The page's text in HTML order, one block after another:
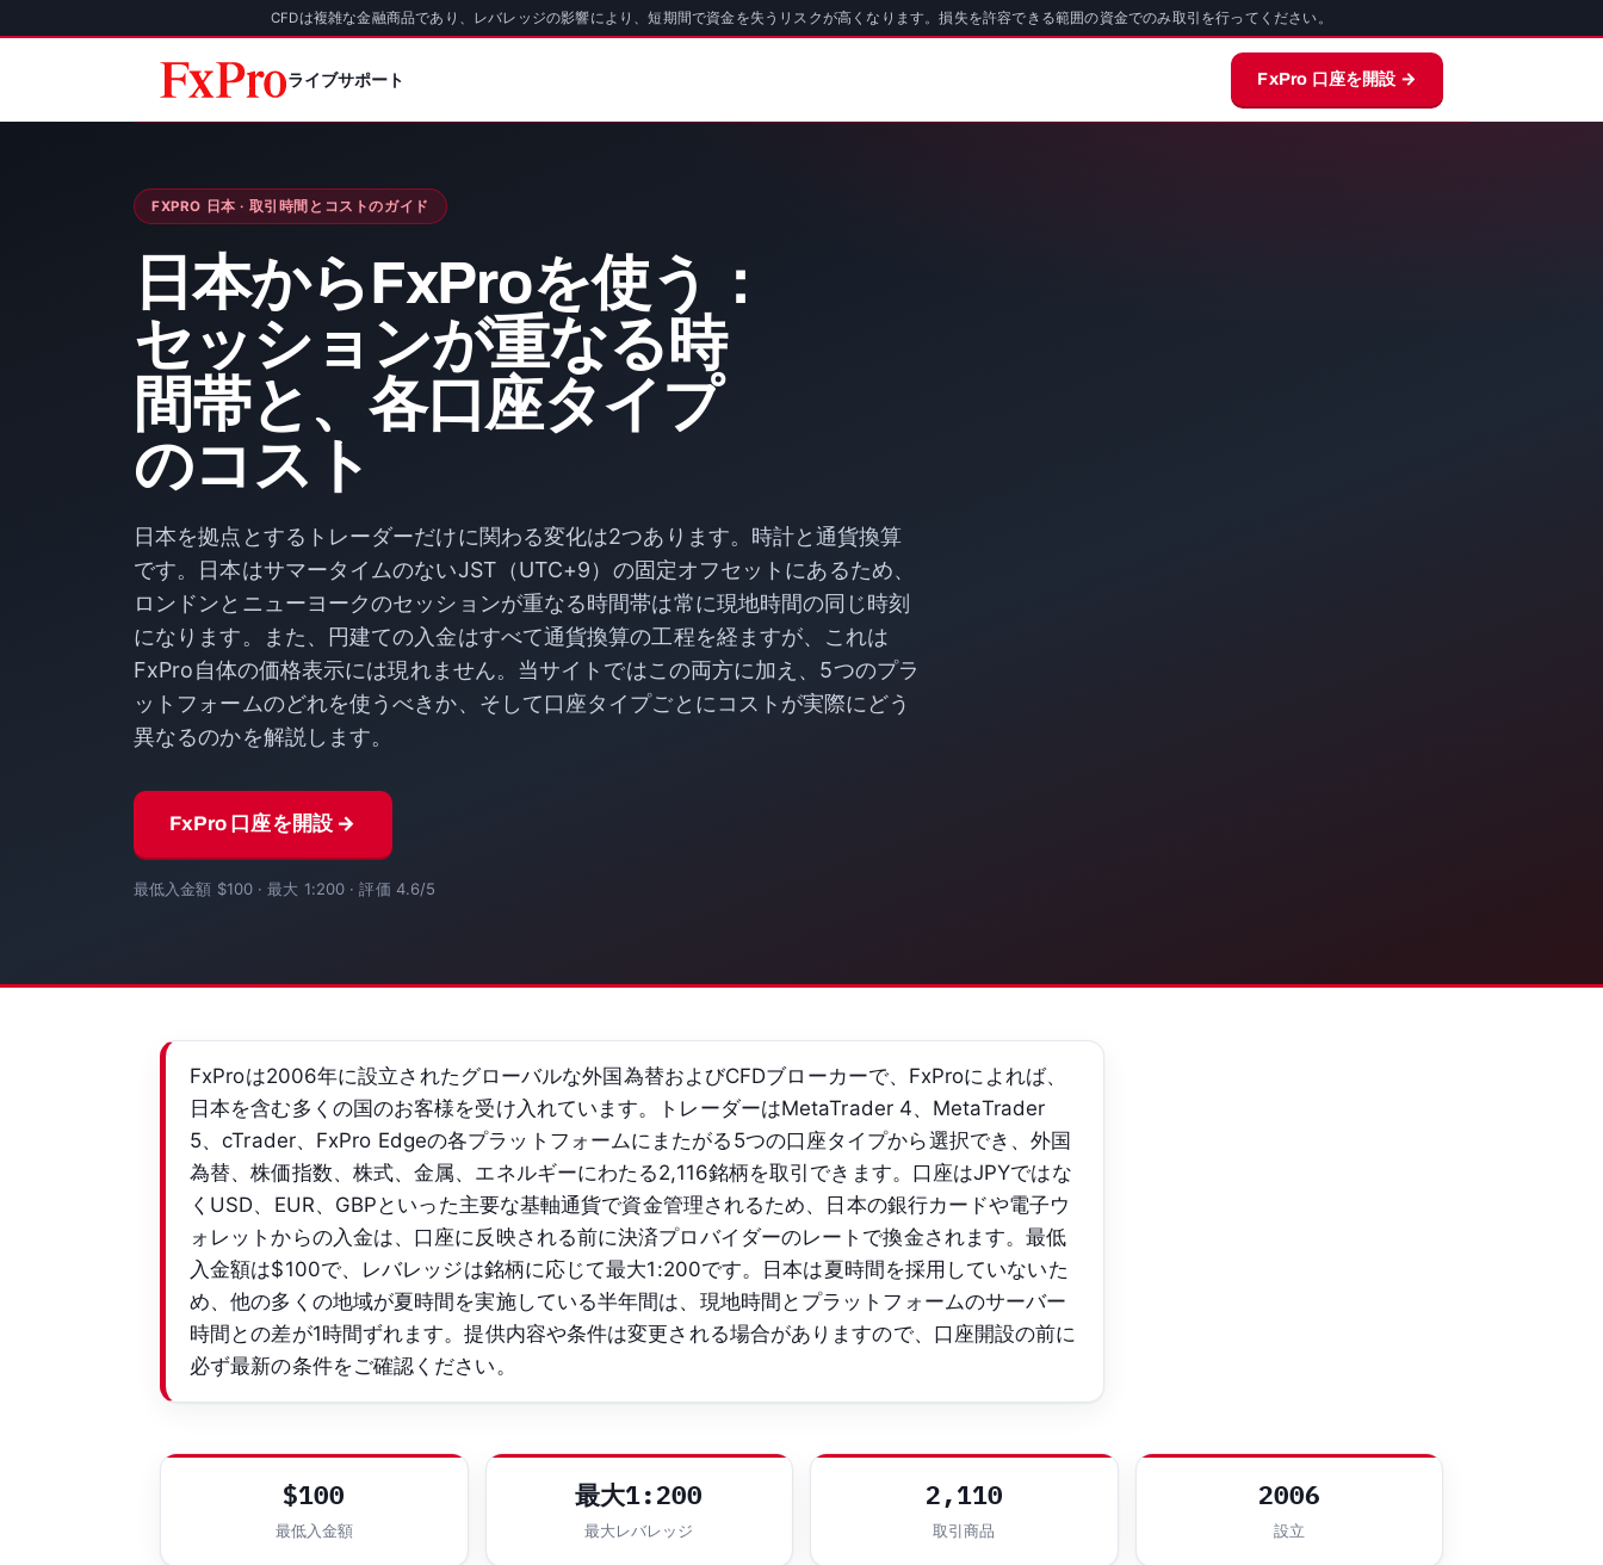
CFDは複雑な金融商品であり、レバレッジの影響により、短期間で資金を失うリスクが高くなります。損失を許容できる範囲の資金でのみ取引を行ってください。
ライブサポート FxPro 口座を開設 →
FXPRO 日本 · 取引時間とコストのガイド
日本からFxProを使う：
セッションが重なる時
間帯と、各口座タイプ
のコスト
日本を拠点とするトレーダーだけに関わる変化は2つあります。時計と通貨換算
です。日本はサマータイムのないJST（UTC+9）の固定オフセットにあるため、
ロンドンとニューヨークのセッションが重なる時間帯は常に現地時間の同じ時刻
になります。また、円建ての入金はすべて通貨換算の工程を経ますが、これは
FxPro自体の価格表示には現れません。当サイトではこの両方に加え、5つのプラ
ットフォームのどれを使うべきか、そして口座タイプごとにコストが実際にどう
異なるのかを解説します。
FxPro 口座を開設 →
最低入金額 $100 · 最大 1:200 · 評価 4.6/5
FxProは2006年に設立されたグローバルな外国為替およびCFDブローカーで、FxProによれば、
日本を含む多くの国のお客様を受け入れています。トレーダーはMetaTrader 4、MetaTrader
5、cTrader、FxPro Edgeの各プラットフォームにまたがる5つの口座タイプから選択でき、外国
為替、株価指数、株式、金属、エネルギーにわたる2,116銘柄を取引できます。口座はJPYではな
くUSD、EUR、GBPといった主要な基軸通貨で資金管理されるため、日本の銀行カードや電子ウ
ォレットからの入金は、口座に反映される前に決済プロバイダーのレートで換金されます。最低
入金額は$100で、レバレッジは銘柄に応じて最大1:200です。日本は夏時間を採用していないた
め、他の多くの地域が夏時間を実施している半年間は、現地時間とプラットフォームのサーバー
時間との差が1時間ずれます。提供内容や条件は変更される場合がありますので、口座開設の前に
必ず最新の条件をご確認ください。
$100
最低入金額
最大1:200
最大レバレッジ
2,110
取引商品
2006
設立